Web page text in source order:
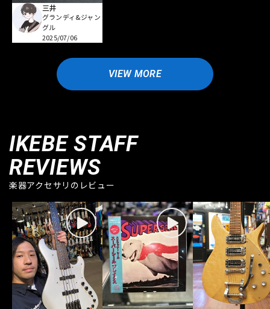
三井
グランディ&ジャン
グル
2025/07/06
VIEW MORE
IKEBE STAFF
REVIEWS
楽器アクセサリのレビュー